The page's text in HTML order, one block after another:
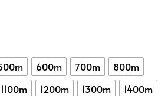
600m 700m
800m
1100m 1200m 1300m
1400m